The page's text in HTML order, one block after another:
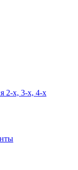
2-х, 3-х, 4-х